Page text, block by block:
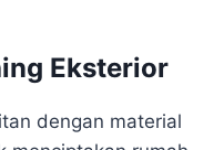
Eksterior
dengan material